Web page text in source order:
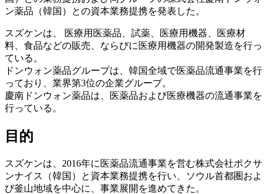
ン薬品（韓国）との資本業務提携を発表した。
スズケンは、 医療用医薬品、試薬、医療用機器、医療材
料、食品などの販売、ならびに医療用機器の開発製造を行っ
ている。
ドンウォン薬品グループは、韓国全域で医薬品流通事業を行
っており、業界第3位の企業グループ。
慶南ドンウォン薬品は、医薬品および医療機器の流通事業を
行っている。
目的
スズケンは、2016年に医薬品流通事業を営む株式会社ポクサ
ンナイス（韓国）と資本業務提携を行い、ソウル首都圏およ
び釜山地域を中心に、事業展開を進めてきた。